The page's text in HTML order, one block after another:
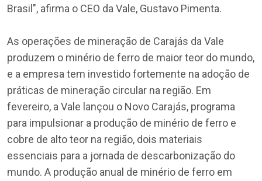
Brasil", afirma o CEO da Vale, Gustavo Pimenta.
As operações de mineração de Carajás da Vale
produzem o minério de ferro de maior teor do mundo,
e a empresa tem investido fortemente na adoção de
práticas de mineração circular na região. Em
fevereiro, a Vale lançou o Novo Carajás, programa
para impulsionar a produção de minério de ferro e
cobre de alto teor na região, dois materiais
essenciais para a jornada de descarbonização do
mundo. A produção anual de minério de ferro em